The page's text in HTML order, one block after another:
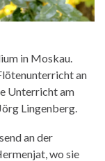
in Moskau.
an
Unterricht am
Lingenberg.
an der
wo sie